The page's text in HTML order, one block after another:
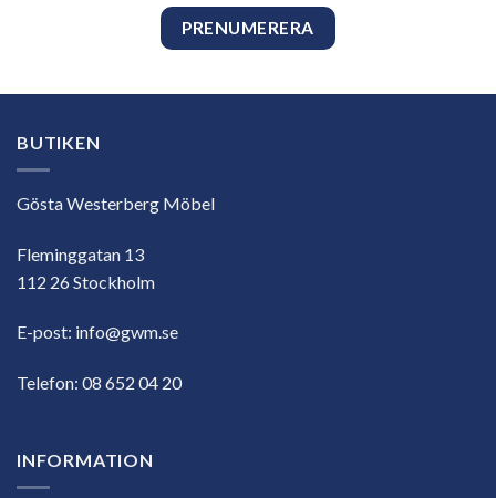
BUTIKEN
Gösta Westerberg Möbel
Fleminggatan 13
112 26 Stockholm
E-post: info@gwm.se
Telefon: 08 652 04 20
INFORMATION